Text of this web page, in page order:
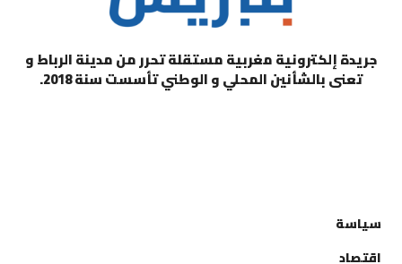
جريدة إلكترونية مغربية مستقلة تحرر من مدينة الرباط و
تعنى بالشأنين المحلي و الوطني تأسست سنة 2018.
سياسة
اقتصاد